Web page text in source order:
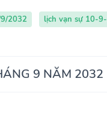
2032 lịch vạn sự 10-
9 NĂM 2032